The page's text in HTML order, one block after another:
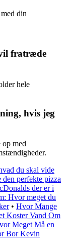
din
vil fratræde
hele
hvis jeg
med
du skal vide
perfekte pizza
der er i
Hvor meget du
• Hvor Mange
Koster Vand Om
Meget Må en
Bor Kevin